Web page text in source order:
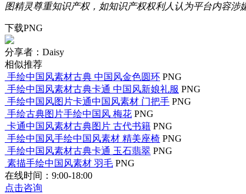
图精灵尊重知识产权，如知识产权权利人认为平台内容涉
下载PNG
分享者：Daisy
相似推荐
手绘中国风素材古典 中国风金色圆环 PNG
手绘中国风素材古典卡通 中国风新娘礼服 PNG
手绘中国风图片卡通中国风素材 门把手 PNG
手绘古典图片手绘中国风 梅花 PNG
卡通中国风素材古典图片 古代书籍 PNG
手绘中国风手绘中国风素材 精美座椅 PNG
手绘中国风素材古典卡通 玉石翡翠 PNG
素描手绘中国风素材 羽毛 PNG
在线时间：9:00-18:00
点击咨询